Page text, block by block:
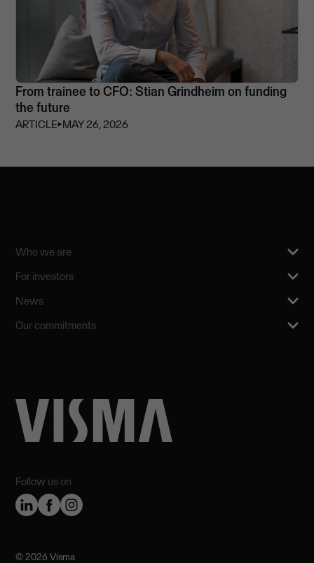
From trainee to CFO: Stian Grindheim on funding
the future
ARTICLE⏵MAY 26, 2026
Follow us on
Who we are
For investors
News
Our commitments
©️ 2026 Visma